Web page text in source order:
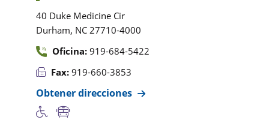
40 Duke Medicine Cir
Durham, NC 27710-4000
Oficina: 919-684-5422
Fax: 919-660-3853
Obtener direcciones